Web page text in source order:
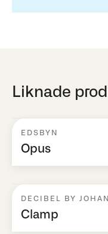
Liknade
EDSBYN
Opus
DECIBEL BY
Clamp